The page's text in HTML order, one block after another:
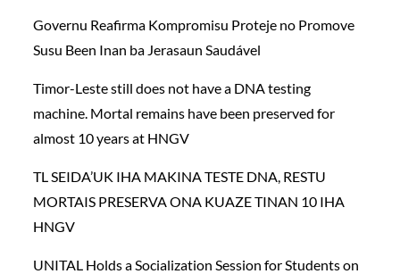
Governu Reafirma Kompromisu Proteje no Promove
Susu Been Inan ba Jerasaun Saudável
Timor-Leste still does not have a DNA testing
machine. Mortal remains have been preserved for
almost 10 years at HNGV
TL SEIDA’UK IHA MAKINA TESTE DNA, RESTU
MORTAIS PRESERVA ONA KUAZE TINAN 10 IHA
HNGV
UNITAL Holds a Socialization Session for Students on